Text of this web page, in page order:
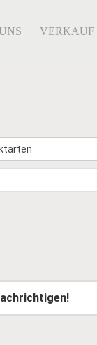
VERKAUF